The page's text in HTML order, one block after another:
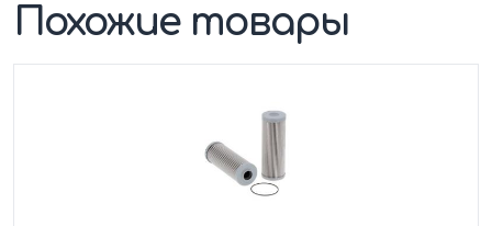
Похожие товары